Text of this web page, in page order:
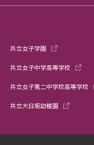
共立女子学園
共立女子中学高等学校
共立女子第二中学校高等学校
共立大日坂幼稚園